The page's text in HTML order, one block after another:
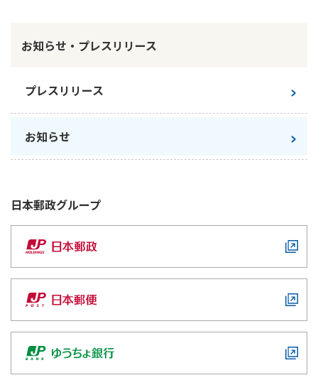
お客さまに関する情報等の確認の取り組み
各種サービス・お知らせ
ご契約のしおり・約款（Web約款）
お問い合わせ
保険用語集
かんぽアプリ～かんぽの健康と安心を手のひらに～
すこやか健康ラボ
ラジオ体操・みんなの体操
かんぽブランド
お客さまの声／お客さまサービス向上の取組み
かんぽジャンクション
お知らせ・プレスリリース
プレスリリース
お知らせ
日本郵政グループ